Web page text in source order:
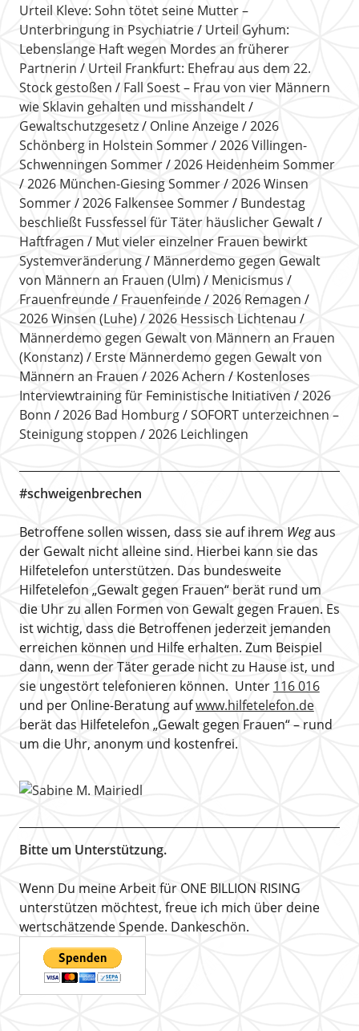
Urteil Kleve: Sohn tötet seine Mutter –
Unterbringung in Psychiatrie
Urteil Gyhum:
Lebenslange Haft wegen Mordes an früherer
Partnerin
Urteil Frankfurt: Ehefrau aus dem 22.
Stock gestoßen
Fall Soest – Frau von vier Männern
wie Sklavin gehalten und misshandelt
Gewaltschutzgesetz
Online Anzeige
2026
Schönberg in Holstein Sommer
2026 Villingen-
Schwenningen Sommer
2026 Heidenheim Sommer
2026 München-Giesing Sommer
2026 Winsen
Sommer
2026 Falkensee Sommer
Bundestag
beschließt Fussfessel für Täter häuslicher Gewalt
Haftfragen
Mut vieler einzelner Frauen bewirkt
Systemveränderung
Männerdemo gegen Gewalt
von Männern an Frauen (Ulm)
Menicismus
Frauenfreunde
Frauenfeinde
2026 Remagen
2026 Winsen (Luhe)
2026 Hessisch Lichtenau
Männerdemo gegen Gewalt von Männern an Frauen
(Konstanz)
Erste Männerdemo gegen Gewalt von
Männern an Frauen
2026 Achern
Kostenloses
Interviewtraining für Feministische Initiativen
2026
Bonn
2026 Bad Homburg
SOFORT unterzeichnen –
Steinigung stoppen
2026 Leichlingen
#schweigenbrechen
Betroffene sollen wissen, dass sie auf ihrem Wegaus
der Gewalt nicht alleine sind. Hierbei kann sie das
Hilfetelefon unterstützen. Das bundesweite
Hilfetelefon „Gewalt gegen Frauen“ berät rund um
die Uhr zu allen Formen von Gewalt gegen Frauen. Es
ist wichtig, dass die Betroffenen jederzeit jemanden
erreichen können und Hilfe erhalten. Zum Beispiel
dann, wenn der Täter gerade nicht zu Hause ist, und
sie ungestört telefonieren können. Unter 116 016
und per Online-Beratung aufwww.hilfetelefon.de
berät das Hilfetelefon „Gewalt gegen Frauen“ – rund
um die Uhr, anonym und kostenfrei.
Bitte um Unterstützung.
Wenn Du meine Arbeit für ONE BILLION RISING
unterstützen möchtest, freue ich mich über deine
wertschätzende Spende. Dankeschön.